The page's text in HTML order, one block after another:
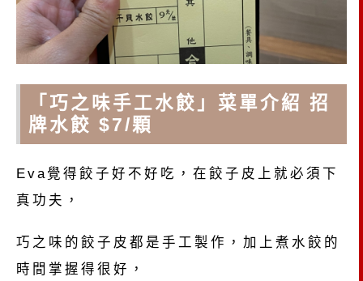
「巧之味手工水餃」菜單介紹 招
牌水餃 $7/顆
Eva覺得餃子好不好吃，在餃子皮上就必須下
真功夫，
巧之味的餃子皮都是手工製作，加上煮水餃的
時間掌握得很好，